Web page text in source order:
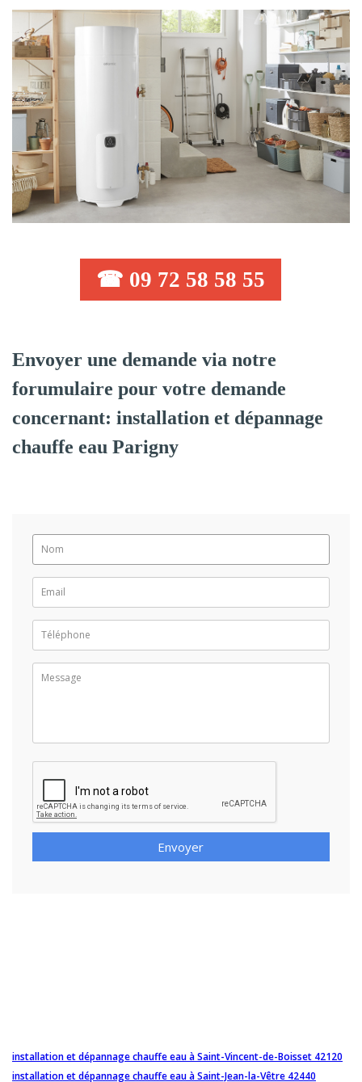
☎ 09 72 58 58 55
Envoyer une demande via notre
forumulaire pour votre demande
concernant: installation et dépannage
chauffe eau Parigny
Envoyer
installation et dépannage chauffe eau à Saint-Vincent-de-Boisset 42120
installation et dépannage chauffe eau à Saint-Jean-la-Vêtre 42440